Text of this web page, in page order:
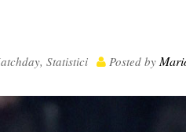
, Statistici Posted by